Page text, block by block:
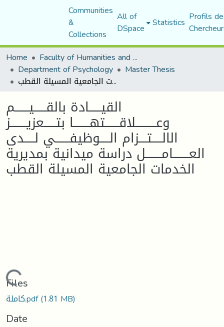
Communities
&
Collections
All of
DSpace Statistics Profils
Home
Faculty of Humanities and Social Sciences
Department of Psychology Master Thesis
القيــــــادة بالقــــــيـــــــم وعــــــــــلاقـــــــتهــــــــا بتــــــعزيــــــــز الالـــــتــــزام الـــــوظيفـــــــي لـــــدى العــــــــامــــــــل دراسة ميدانية بمديرية الخدمات الجامعية المسيلة القطب
القيــــــادة بالقــــــيـــــــم
وعــــــــــلاقـــــــتهــــــــا بتــــــعزيــــــــز
الالـــــتــــزام الـــــوظيفـــــــي لـــــدى
العــــــــامــــــــل دراسة ميدانية بمديرية
الخدمات الجامعية المسيلة القطب
Files
كاملة.pdf(1.81 MB)
Date